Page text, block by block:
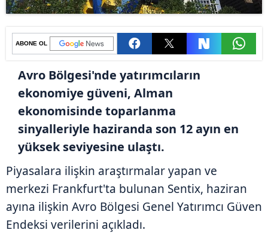
ABONE OL
Avro Bölgesi'nde yatırımcıların
ekonomiye güveni, Alman
ekonomisinde toparlanma
sinyalleriyle haziranda son 12 ayın en
yüksek seviyesine ulaştı.
Piyasalara ilişkin araştırmalar yapan ve
merkezi Frankfurt'ta bulunan Sentix, haziran
ayına ilişkin Avro Bölgesi Genel Yatırımcı Güven
Endeksi verilerini açıkladı.